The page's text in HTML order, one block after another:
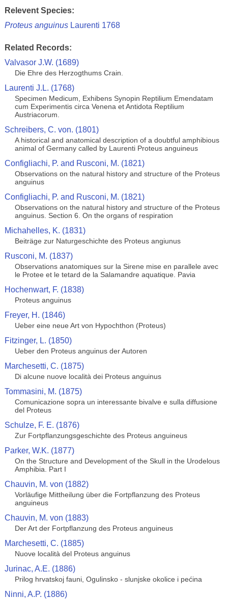
Relevent Species:
Proteus anguinusLaurenti 1768
Related Records:
Valvasor J.W. (1689)
Die Ehre des Herzogthums Crain.
Laurenti J.L. (1768)
Specimen Medicum, Exhibens Synopin Reptilium Emendatam
cum Experimentis circa Venena et Antidota Reptilium
Austriacorum.
Schreibers, C. von. (1801)
A historical and anatomical description of a doubtful amphibious
animal of Germany called by Laurenti Proteus anguineus
Configliachi, P. and Rusconi, M. (1821)
Observations on the natural history and structure of the Proteus
anguinus
Configliachi, P. and Rusconi, M. (1821)
Observations on the natural history and structure of the Proteus
anguinus. Section 6. On the organs of respiration
Michahelles, K. (1831)
Beiträge zur Naturgeschichte des Proteus angiunus
Rusconi, M. (1837)
Observations anatomiques sur la Sirene mise en parallele avec
le Protee et le tetard de la Salamandre aquatique. Pavia
Hochenwart, F. (1838)
Proteus anguinus
Freyer, H. (1846)
Ueber eine neue Art von Hypochthon (Proteus)
Fitzinger, L. (1850)
Ueber den Proteus anguinus der Autoren
Marchesetti, C. (1875)
Di alcune nuove località dei Proteus anguinus
Tommasini, M. (1875)
Comunicazione sopra un interessante bivalve e sulla diffusione
del Proteus
Schulze, F. E. (1876)
Zur Fortpflanzungsgeschichte des Proteus anguineus
Parker, W.K. (1877)
On the Structure and Development of the Skull in the Urodelous
Amphibia. Part I
Chauvin, M. von (1882)
Vorläufige Mittheilung über die Fortpflanzung des Proteus
anguineus
Chauvin, M. von (1883)
Der Art der Fortpflanzung des Proteus anguineus
Marchesetti, C. (1885)
Nuove località del Proteus anguinus
Jurinac, A.E. (1886)
Prilog hrvatskoj fauni, Ogulinsko - slunjske okolice i pećina
Ninni, A.P. (1886)